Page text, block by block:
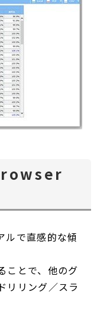
ルで直感的な傾
ことで、他のグ
リリング／スラ